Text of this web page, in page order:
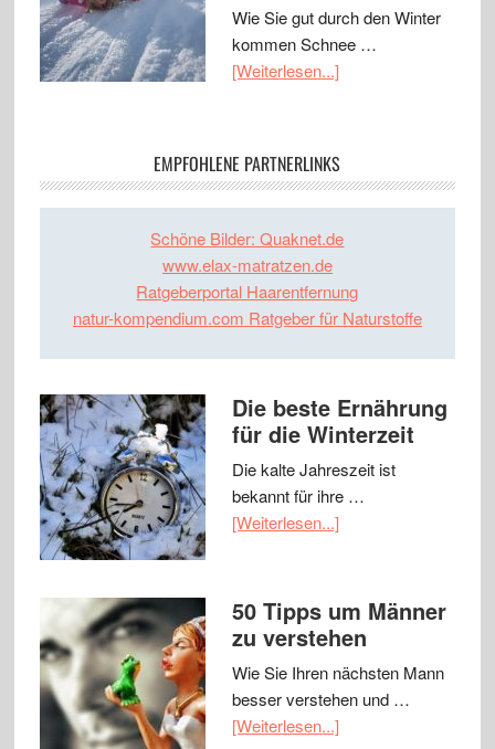
Wie Sie gut durch den Winter
kommen Schnee …
[Weiterlesen...]
EMPFOHLENE PARTNERLINKS
Schöne Bilder: Quaknet.de
www.elax-matratzen.de
Ratgeberportal Haarentfernung
natur-kompendium.com Ratgeber für Naturstoffe
Die beste Ernährung
für die Winterzeit
Die kalte Jahreszeit ist
bekannt für ihre …
[Weiterlesen...]
50 Tipps um Männer
zu verstehen
Wie Sie Ihren nächsten Mann
besser verstehen und …
[Weiterlesen...]